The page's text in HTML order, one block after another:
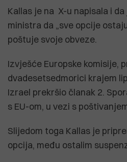
Kallas je na X-u napisala i
ministra da „sve opcije
poštuje svoje obveze.
Izvješće Europske komisije,
dvadesetsedmorici krajem
Izrael prekršio članak 2.
s EU-om, u vezi s
Slijedom toga Kallas je
opcija, među ostalim